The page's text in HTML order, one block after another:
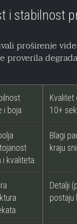
i stabilnost
proširenje
proverila
i boja
Kvalitet
10+
i kvaliteta.
Blagi
kraju
Detalji
postaju